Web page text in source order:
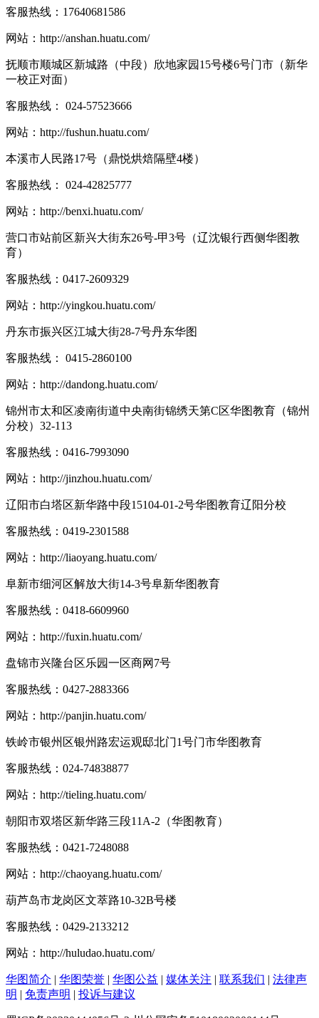
客服热线： 17640681586
网站： http://anshan.huatu.com/
抚顺市顺城区新城路（中段）欣地家园15号楼6号门市（新华
一校正对面）
客服热线： 024-57523666
网站： http://fushun.huatu.com/
本溪市人民路17号（鼎悦烘焙隔壁4楼）
客服热线： 024-42825777
网站： http://benxi.huatu.com/
营口市站前区新兴大街东26号-甲3号（辽沈银行西侧华图教
育）
客服热线： 0417-2609329
网站： http://yingkou.huatu.com/
丹东市振兴区江城大街28-7号丹东华图
客服热线： 0415-2860100
网站： http://dandong.huatu.com/
锦州市太和区凌南街道中央南街锦绣天第C区华图教育（锦州
分校）32-113
客服热线： 0416-7993090
网站： http://jinzhou.huatu.com/
辽阳市白塔区新华路中段15104-01-2号华图教育辽阳分校
客服热线： 0419-2301588
网站： http://liaoyang.huatu.com/
阜新市细河区解放大街14-3号阜新华图教育
客服热线： 0418-6609960
网站： http://fuxin.huatu.com/
盘锦市兴隆台区乐园一区商网7号
客服热线： 0427-2883366
网站： http://panjin.huatu.com/
铁岭市银州区银州路宏运观邸北门1号门市华图教育
客服热线： 024-74838877
网站： http://tieling.huatu.com/
朝阳市双塔区新华路三段11A-2（华图教育）
客服热线： 0421-7248088
网站： http://chaoyang.huatu.com/
葫芦岛市龙岗区文萃路10-32B号楼
客服热线： 0429-2133212
网站： http://huludao.huatu.com/
华图简介 | 华图荣誉 | 华图公益 | 媒体关注 | 联系我们 | 法律声
明 | 免责声明 | 投诉与建议